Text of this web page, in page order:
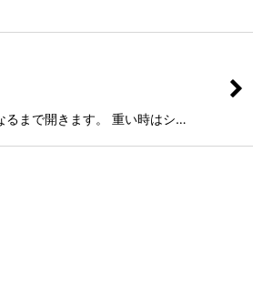
るまで開きます。 重い時はシ…